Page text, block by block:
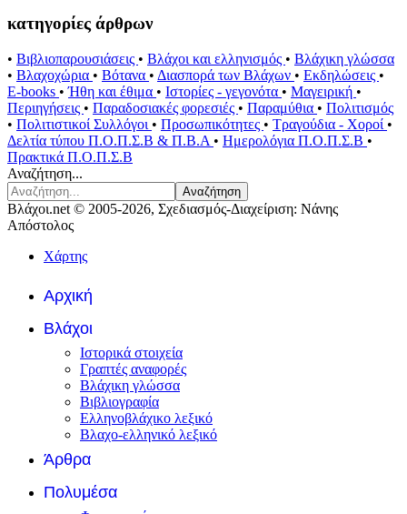
κατηγορίες άρθρων
• Βιβλιοπαρουσιάσεις • Βλάχοι και ελληνισμός • Βλάχικη γλώσσα
• Βλαχοχώρια • Βότανα • Διασπορά των Βλάχων • Εκδηλώσεις •
E-books •Ήθη και έθιμα • Ιστορίες - γεγονότα • Μαγειρική •
Περιηγήσεις • Παραδοσιακές φορεσιές • Παραμύθια • Πολιτισμός
• Πολιτιστικοί Συλλόγοι • Προσωπικότητες • Τραγούδια - Χοροί •
Δελτία τύπου Π.Ο.Π.Σ.Β & Π.Β.Α • Ημερολόγια Π.Ο.Π.Σ.Β •
Πρακτικά Π.Ο.Π.Σ.Β
Αναζήτηση...
Αναζήτηση
Βλάχοι.net © 2005-2026, Σχεδιασμός-Διαχείριση: Νάνης
Απόστολος
Χάρτης
Αρχική
Βλάχοι
Ιστορικά στοιχεία
Γραπτές αναφορές
Βλάχικη γλώσσα
Βιβλιογραφία
Ελληνοβλάχικο λεξικό
Βλαχο-ελληνικό λεξικό
Άρθρα
Πολυμέσα